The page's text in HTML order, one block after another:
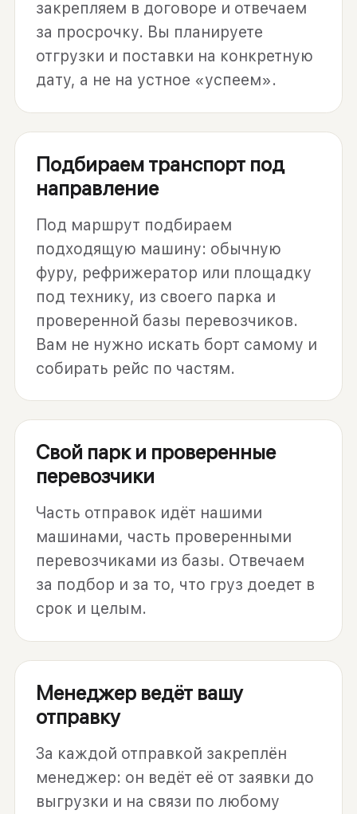
закрепляем в договоре и отвечаем
за просрочку. Вы планируете
отгрузки и поставки на конкретную
дату, а не на устное «успеем».
Подбираем транспорт под
направление
Под маршрут подбираем
подходящую машину: обычную
фуру, рефрижератор или площадку
под технику, из своего парка и
проверенной базы перевозчиков.
Вам не нужно искать борт самому и
собирать рейс по частям.
Свой парк и проверенные
перевозчики
Часть отправок идёт нашими
машинами, часть проверенными
перевозчиками из базы. Отвечаем
за подбор и за то, что груз доедет в
срок и целым.
Менеджер ведёт вашу
отправку
За каждой отправкой закреплён
менеджер: он ведёт её от заявки до
выгрузки и на связи по любому